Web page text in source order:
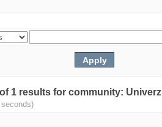
1 results for community: